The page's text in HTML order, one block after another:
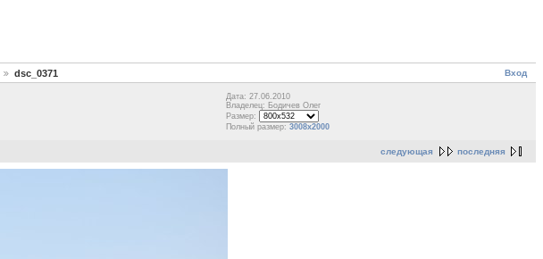
Вход
dsc_0371
Дата: 27.06.2010
Владелец: Бодичев Олег
Размер:
Полный размер: 3008x2000
следующая последняя